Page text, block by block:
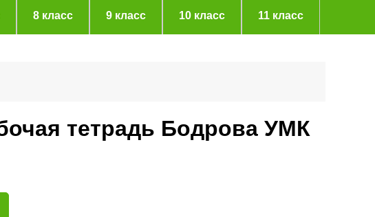
8 класс 9 класс 10 класс 11 класс
тетрадь Бодрова УМК